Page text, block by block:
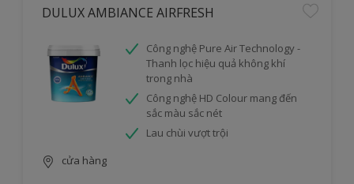
DULUX AMBIANCE AIRFRESH
Công nghệ Pure Air Technology -
Thanh lọc hiệu quả không khí
trong nhà
Công nghệ HD Colour mang đến
sắc màu sắc nét
Lau chùi vượt trội
cửa hàng